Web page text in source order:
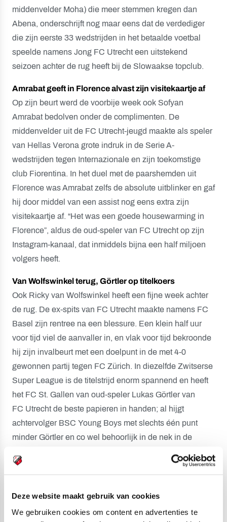
Deze website maakt gebruik van cookies
We gebruiken cookies om content en advertenties te
middenvelder Moha) die meer stemmen kregen dan
Abena, onderschrijft nog maar eens dat de verdediger
die zijn eerste 33 wedstrijden in het betaalde voetbal
speelde namens Jong FC Utrecht een uitstekend
seizoen achter de rug heeft bij de Slowaakse topclub.
Amrabat geeft in Florence alvast zijn visitekaartje af
Op zijn beurt werd de voorbije week ook Sofyan
Amrabat bedolven onder de complimenten. De
middenvelder uit de FC Utrecht-jeugd maakte als speler
van Hellas Verona grote indruk in de Serie A-
wedstrijden tegen Internazionale en zijn toekomstige
club Fiorentina. In het duel met de paarshemden uit
Florence was Amrabat zelfs de absolute uitblinker en gaf
hij door middel van een assist nog eens extra zijn
visitekaartje af. “Het was een goede housewarming in
Florence”, aldus de oud-speler van FC Utrecht op zijn
Instagram-kanaal, dat inmiddels bijna een half miljoen
volgers heeft.
Van Wolfswinkel terug, Görtler op titelkoers
Ook Ricky van Wolfswinkel heeft een fijne week achter
de rug. De ex-spits van FC Utrecht maakte namens FC
Basel zijn rentree na een blessure. Een klein half uur
voor tijd viel de aanvaller in, en vlak voor tijd bekroonde
hij zijn invalbeurt met een doelpunt in de met 4-0
gewonnen partij tegen FC Zürich. In diezelfde Zwitserse
Super League is de titelstrijd enorm spannend en heeft
het FC St. Gallen van oud-speler Lukas Görtler van
FC Utrecht de beste papieren in handen; al hijgt
achtervolger BSC Young Boys met slechts één punt
minder Görtler en co wel behoorlijk in de nek in de
Spannende weken voor Haller
uitduel met Norwich City (0-4 winst voor de Londense
ploeg) drie enorm belangrijke punten in de strijd om